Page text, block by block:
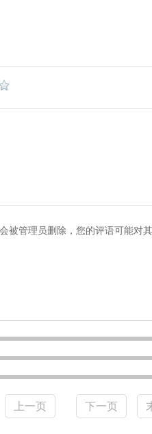
管理员删除，您的评语可能对
上一页 下一页